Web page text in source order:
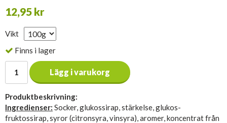
12,95 kr
Vikt
Finns i lager
Lägg i varukorg
Produktbeskrivning:
Ingredienser: Socker, glukossirap, stärkelse, glukos-
fruktossirap, syror (citronsyra, vinsyra), aromer, koncentrat från